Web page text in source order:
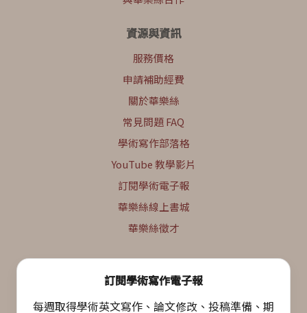
資源與資訊
服務價格
申請補助經費
關於華樂絲
常見問題 FAQ
學術寫作部落格
YouTube 教學影片
訂閱學術電子報
華樂絲線上書城
華樂絲徵才
訂閱學術寫作電子報
每週取得學術英文寫作、論文修改、投稿準備、期